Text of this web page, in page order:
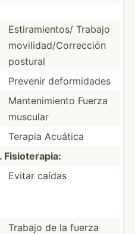
Estira­mie­ntos/ Trabajo
movili­dad­/Co­rre­cción
postural
Prevenir deform­idades
Manten­imiento Fuerza
muscular
Terapia Acuática
Fisiot­erapia:
Evitar caídas
Trabajo de la fuerza